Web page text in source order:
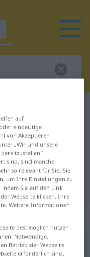
auf
eindeutige
von Akzeptieren
„Wir und unsere
sind, sind manche
so relevant für Sie. Sie
um Ihre Einstellungen zu
Sie auf den Link
Webseite klicken. Ihre
Weitere Informationen
bestmöglich nutzen
Notwendige,
Betrieb der Webseite
erforderlich sind,